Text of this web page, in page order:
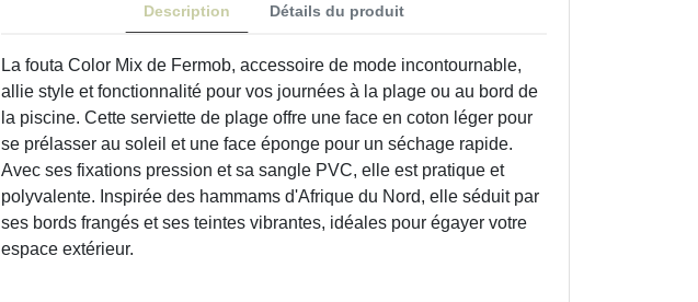
Description Détails du produit
La fouta Color Mix de Fermob, accessoire de mode incontournable,
allie style et fonctionnalité pour vos journées à la plage ou au bord de
la piscine. Cette serviette de plage offre une face en coton léger pour
se prélasser au soleil et une face éponge pour un séchage rapide.
Avec ses fixations pression et sa sangle PVC, elle est pratique et
polyvalente. Inspirée des hammams d'Afrique du Nord, elle séduit par
ses bords frangés et ses teintes vibrantes, idéales pour égayer votre
espace extérieur.